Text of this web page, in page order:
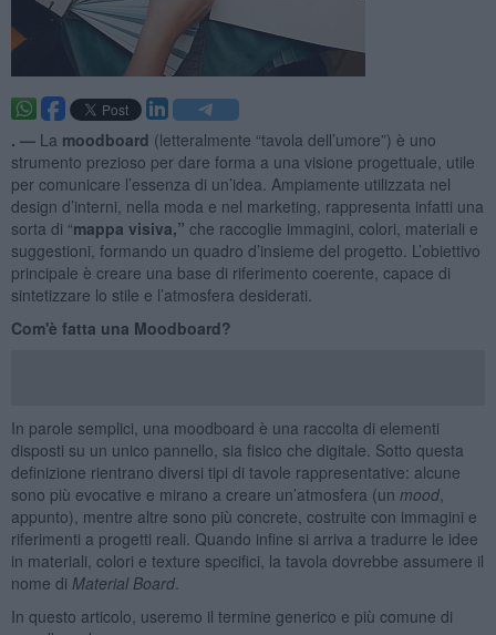
. — La moodboard (letteralmente “tavola dell’umore”) è uno
strumento prezioso per dare forma a una visione progettuale, utile
per comunicare l’essenza di un’idea. Ampiamente utilizzata nel
design d’interni, nella moda e nel marketing, rappresenta infatti una
sorta di “mappa visiva,” che raccoglie immagini, colori, materiali e
suggestioni, formando un quadro d’insieme del progetto. L’obiettivo
principale è creare una base di riferimento coerente, capace di
sintetizzare lo stile e l’atmosfera desiderati.
Com'è fatta una Moodboard?
In parole semplici, una moodboard è una raccolta di elementi
disposti su un unico pannello, sia fisico che digitale. Sotto questa
definizione rientrano diversi tipi di tavole rappresentative: alcune
sono più evocative e mirano a creare un’atmosfera (un mood,
appunto), mentre altre sono più concrete, costruite con immagini e
riferimenti a progetti reali. Quando infine si arriva a tradurre le idee
in materiali, colori e texture specifici, la tavola dovrebbe assumere il
nome di Material Board.
In questo articolo, useremo il termine generico e più comune di